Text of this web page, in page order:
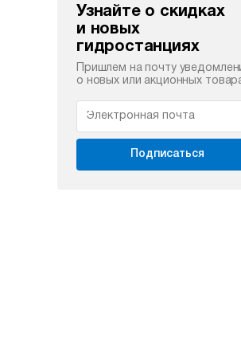
Узнайте о скидках
и новых
гидростанциях
Пришлем на почту
о новых или акционных
Подписаться